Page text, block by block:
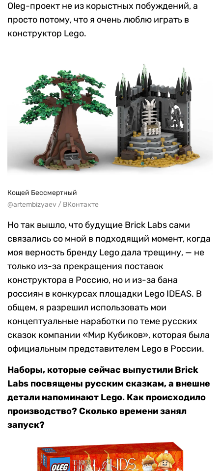
Oleg-проект не из корыстных побуждений, а
просто потому, что я очень люблю играть в
конструктор Lego.
Кощей Бессмертный
@artembizyaev / ВКонтакте
Но так вышло, что будущие Brick Labs сами
связались со мной в подходящий момент, когда
моя верность бренду Lego дала трещину, — не
только из-за прекращения поставок
конструктора в Россию, но и из-за бана
россиян в конкурсах площадки Lego IDEAS. В
общем, я разрешил использовать мои
концептуальные наработки по теме русских
сказок компании «Мир Кубиков», которая была
официальным представителем Lego в России.
Наборы, которые сейчас выпустили Brick
Labs посвящены русским сказкам, а внешне
детали напоминают Lego. Как происходило
производство? Сколько времени занял
запуск?